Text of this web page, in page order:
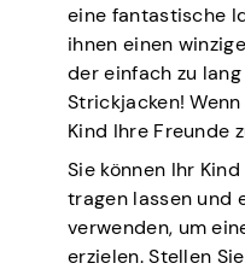
eine fantastische
ihnen einen
der einfach zu
Strickjacken!
Kind Ihre Freunde
Sie können Ihr
tragen lassen und
verwenden, um
erzielen. Stellen